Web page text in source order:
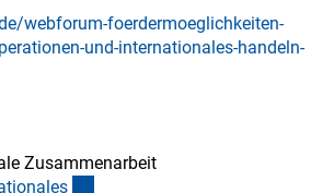
webforum-foerdermoeglichkeiten-
und-internationales-handeln-
Zusammenarbeit
s